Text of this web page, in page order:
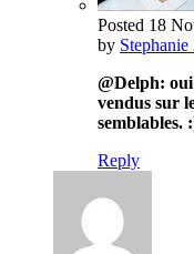
Posted 18
by
@Delph:
vendus sur
semblables.
Reply